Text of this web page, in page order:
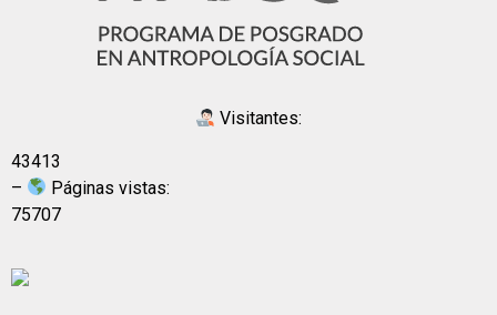
Visitantes:
43413
–
Páginas vistas:
75707